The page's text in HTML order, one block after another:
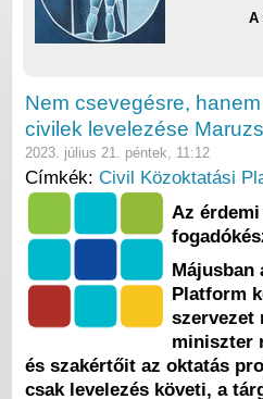
A
Nem csevegésre,
civilek levelezése
2023. július 21. péntek, 11:12
Címkék: Civil Közoktatási
Az
Májusban
Platform
szervezet
miniszter
és szakértőit az oktatás
csak levelezés követi, a